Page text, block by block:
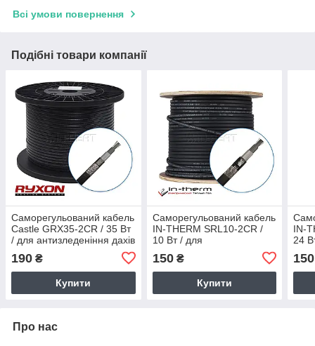
Всі умови повернення
Подібні товари компанії
Саморегульований кабель
Castle GRX35-2CR / 35 Вт
/ для антизледеніння дахів
190 ₴
Купити
Саморегульований кабель
IN-THERM SRL10-2CR /
10 Вт / для
антизледеніння дахів та
водостоків, труб
150₴
Купити
IN-
24
150
Про нас